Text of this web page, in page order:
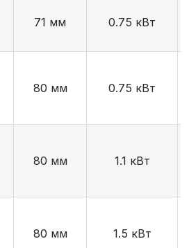
71 мм 0.75 кВт
80 мм 0.75 кВт
80 мм 1.1 кВт
80 мм 1.5 кВт